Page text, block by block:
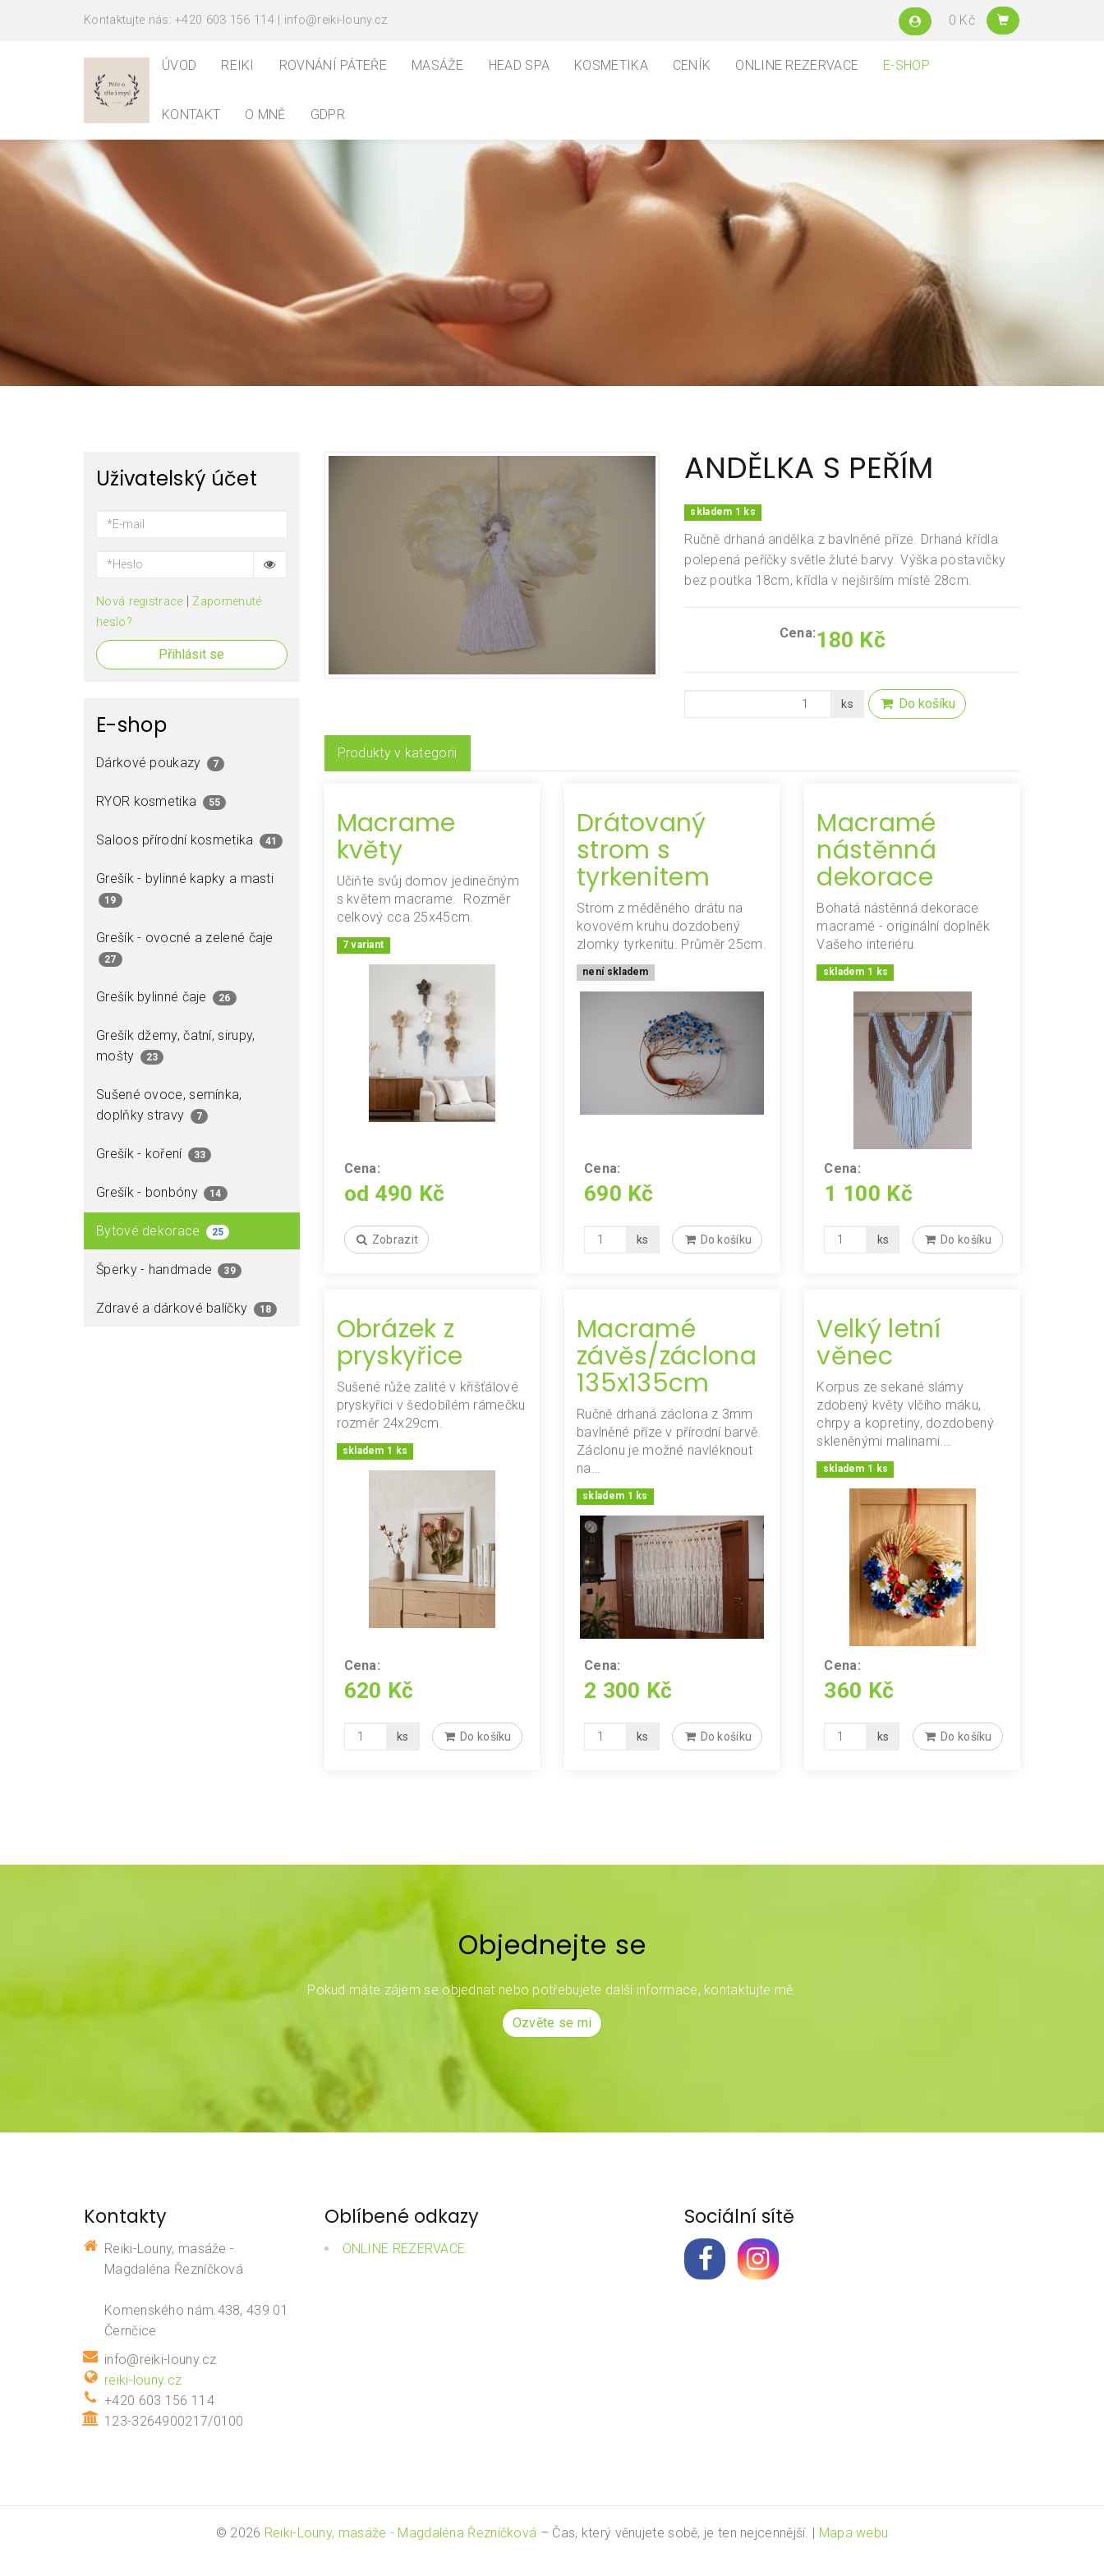
Kontaktujte nás: +420 603 156 114 | info@reiki-louny.cz 0 Kč
ÚVOD REIKI ROVNÁNÍ PÁTEŘE MASÁŽE HEAD SPA KOSMETIKA CENÍK ONLINE REZERVACE E-SHOP
KONTAKT O MNĚ GDPR
Uživatelský účet
Nová registrace | Zapomenuté
heslo?
Přihlásit se
E-shop
Dárkové poukazy 7
RYOR kosmetika 55
Saloos přírodní kosmetika 41
Grešík - bylinné kapky a masti
19
Grešík - ovocné a zelené čaje
27
Grešík bylinné čaje 26
Grešík džemy, čatní, sirupy,
mošty
23
Sušené ovoce, semínka,
doplňky stravy
7
Grešík - koření 33
Grešík - bonbóny 14
Bytové dekorace 25
Šperky - handmade 39
Zdravé a dárkové balíčky 18
ANDĚLKA S PEŘÍM
skladem 1 ks
Ručně drhaná andělka z bavlněné příze. Drhaná křídla
polepená peříčky světle žluté barvy. Výška postavičky
bez poutka 18cm, křídla v nejširším místě 28cm.
Cena:180 Kč
ks Do košíku
Produkty v kategorii
Macrame
květy
Učiňte svůj domov jedinečným
s květem macrame. Rozměr
celkový cca 25x45cm.
7 variant
Cena:
od 490 Kč
Zobrazit
Drátovaný
strom s
tyrkenitem
Strom z měděného drátu na
kovovém kruhu dozdobený
zlomky tyrkenitu. Průměr 25cm.
není skladem
Cena:
690 Kč
ks Do košíku
Macramé
nástěnná
dekorace
Bohatá nástěnná dekorace
macramé - originální doplněk
Vašeho interiéru.
skladem 1 ks
Cena:
1 100 Kč
ks Do košíku
Obrázek z
pryskyřice
Sušené růže zalité v křišťálové
pryskyřici v šedobílém rámečku
rozměr 24x29cm.
skladem 1 ks
Cena:
620 Kč
ks Do košíku
Macramé
závěs/záclona
135x135cm
Ručně drhaná záclona z 3mm
bavlněné příze v přírodní barvě.
Záclonu je možné navléknout
na…
skladem 1 ks
Cena:
2 300 Kč
ks Do košíku
Velký letní
věnec
Korpus ze sekané slámy
zdobený květy vlčího máku,
chrpy a kopretiny, dozdobený
skleněnými malinami.…
skladem 1 ks
Cena:
360 Kč
ks Do košíku
Objednejte se
Pokud máte zájem se objednat nebo potřebujete další informace, kontaktujte mě.
Ozvěte se mi
Kontakty
Reiki-Louny, masáže -
Magdaléna Řezníčková
Komenského nám.438, 439 01
Černčice
info@reiki-louny.cz
reiki-louny.cz
+420 603 156 114
123-3264900217/0100
Oblíbené odkazy
ONLINE REZERVACE
Sociální sítě
© 2026 Reiki-Louny, masáže - Magdaléna Řezníčková – Čas, který věnujete sobě, je ten nejcennější. | Mapa webu